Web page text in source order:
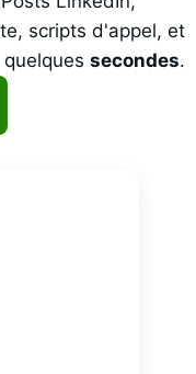
scripts d'appel, et
secondes.